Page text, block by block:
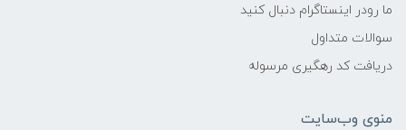
ما رودر اینستاگرام دنبال کنید
سوالات متداول
دریافت کد رهگیری مرسوله
منوی وب‌سایت